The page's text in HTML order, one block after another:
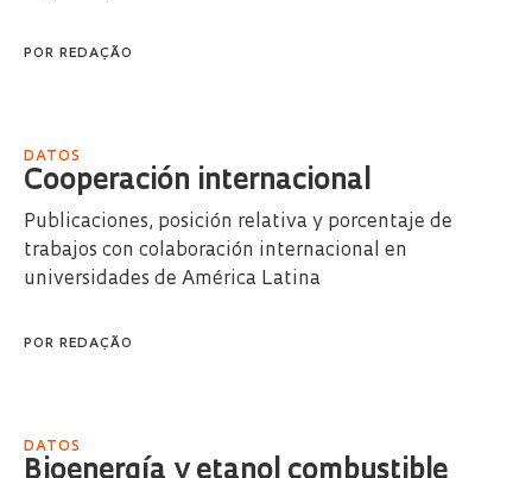
POR REDAÇÃO
DATOS
Cooperación internacional
Publicaciones, posición relativa y porcentaje de
trabajos con colaboración internacional en
universidades de América Latina
POR REDAÇÃO
DATOS
Bioenergía y etanol combustible